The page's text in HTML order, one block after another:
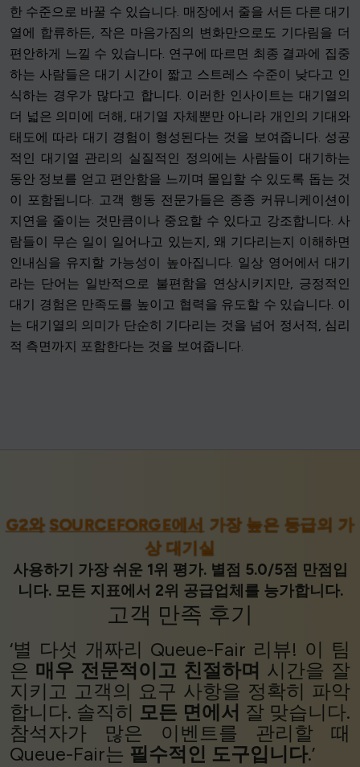
한 수준으로 바꿀 수 있습니다. 매장에서 줄을 서든 다른 대기
열에 합류하든, 작은 마음가짐의 변화만으로도 기다림을 더
편안하게 느낄 수 있습니다. 연구에 따르면 최종 결과에 집중
하는 사람들은 대기 시간이 짧고 스트레스 수준이 낮다고 인
식하는 경우가 많다고 합니다. 이러한 인사이트는 대기열의
더 넓은 의미에 더해, 대기열 자체뿐만 아니라 개인의 기대와
태도에 따라 대기 경험이 형성된다는 것을 보여줍니다. 성공
적인 대기열 관리의 실질적인 정의에는 사람들이 대기하는
동안 정보를 얻고 편안함을 느끼며 몰입할 수 있도록 돕는 것
이 포함됩니다. 고객 행동 전문가들은 종종 커뮤니케이션이
지연을 줄이는 것만큼이나 중요할 수 있다고 강조합니다. 사
람들이 무슨 일이 일어나고 있는지, 왜 기다리는지 이해하면
인내심을 유지할 가능성이 높아집니다. 일상 영어에서 대기
라는 단어는 일반적으로 불편함을 연상시키지만, 긍정적인
대기 경험은 만족도를 높이고 협력을 유도할 수 있습니다. 이
는 대기열의 의미가 단순히 기다리는 것을 넘어 정서적, 심리
적 측면까지 포함한다는 것을 보여줍니다.
G2와 SOURCEFORGE에서 가장 높은 등급의 가
상 대기실
사용하기 가장 쉬운 1위 평가. 별점 5.0/5점 만점입
니다. 모든 지표에서 2위 공급업체를 능가합니다.
고객 만족 후기
‘별 다섯 개짜리 Queue-Fair 리뷰! 이 팀
은 매우 전문적이고 친절하며 시간을 잘
지키고 고객의 요구 사항을 정확히 파악
합니다. 솔직히 모든 면에서 잘 맞습니다.
참석자가 많은 이벤트를 관리할 때
Queue-Fair는 필수적인 도구입니다.’